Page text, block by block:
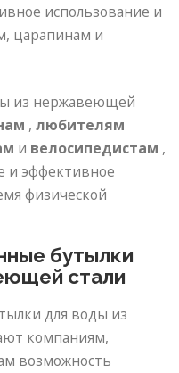
использование и
царапинам и
из нержавеющей
, любителям
и велосипедистам ,
и эффективное
физической
бутылки
стали
для воды из
компаниям,
возможность